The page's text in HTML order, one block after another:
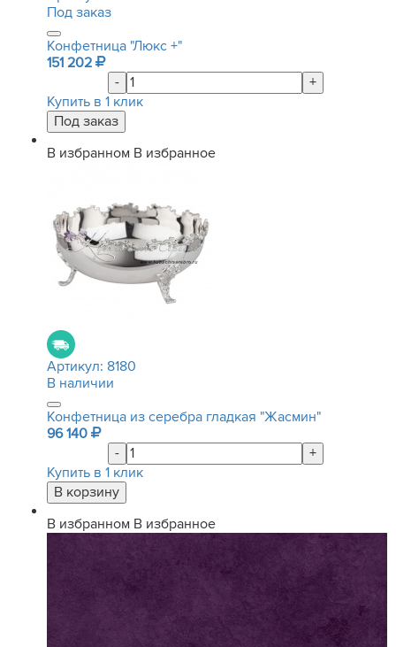
Под заказ
Конфетница "Люкс +"
151 202
-
+
Купить в 1 клик
В избранном В избранное
Артикул: 8180
В наличии
Конфетница из серебра гладкая "Жасмин"
96 140
-
+
Купить в 1 клик
В избранном В избранное